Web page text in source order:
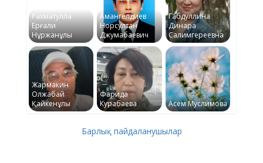
Рахматулла
Ерғали
Нұржанұлы
Амангелдиев
Норсултан
Джумабаевич
Габдуллина
Динара
Салимгереевна
Жармакин
Олжабай
Қайкенұлы
Фарида
Курабаева
Асем Муслимова
Барлық пайдаланушылар